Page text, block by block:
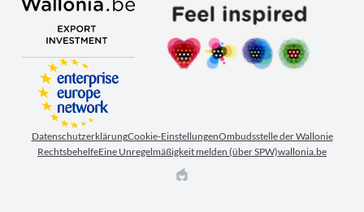
DatenschutzerklärungCookie-EinstellungenOmbudsstelle der Wallonie
RechtsbehelfeEine Unregelmäßigkeit melden (über SPW)wallonia.be